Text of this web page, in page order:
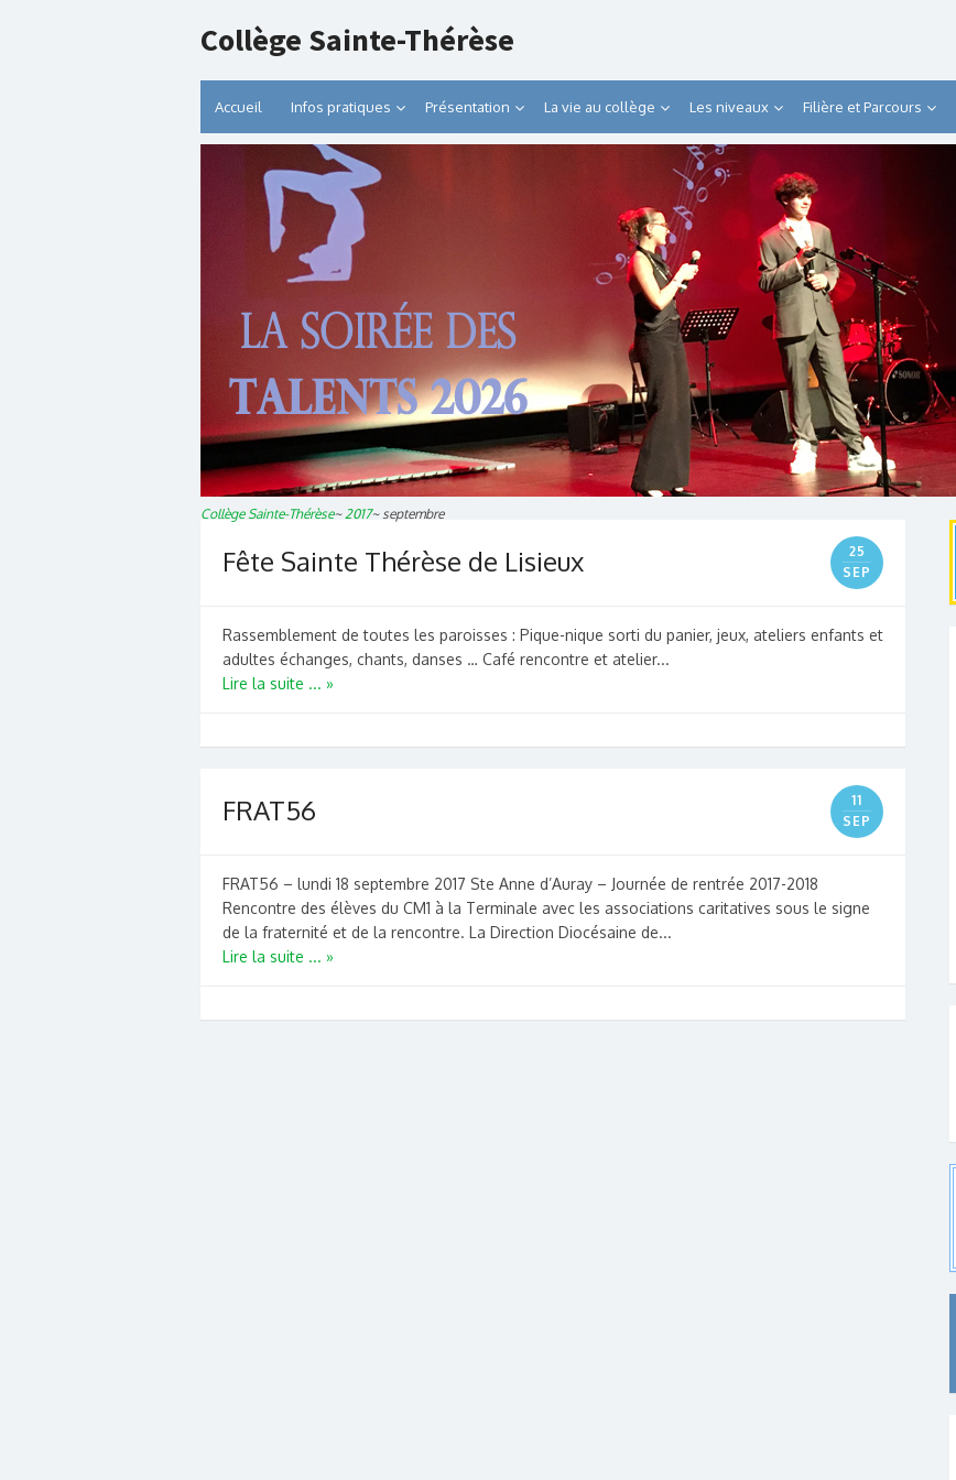
Collège Sainte-Thérèse
Accueil Infos pratiques Présentation La vie au collège Les niveaux Filière et Parcours
Collège Sainte-Thérèse~2017~ septembre
Fête Sainte Thérèse de Lisieux
25
SEP
Rassemblement de toutes les paroisses : Pique-nique sorti du panier, jeux, ateliers enfants et
adultes échanges, chants, danses … Café rencontre et atelier...
Lire la suite ... »
FRAT56
11
SEP
FRAT56 – lundi 18 septembre 2017 Ste Anne d’Auray – Journée de rentrée 2017-2018
Rencontre des élèves du CM1 à la Terminale avec les associations caritatives sous le signe
de la fraternité et de la rencontre. La Direction Diocésaine de...
Lire la suite ... »